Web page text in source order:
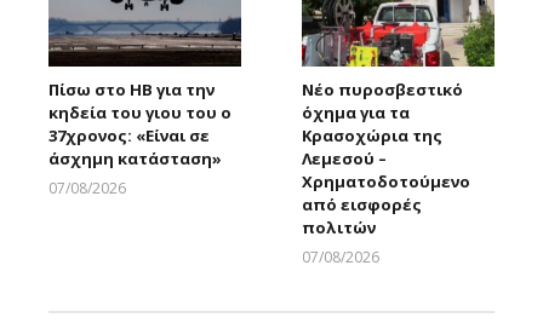
Πίσω στο ΗΒ για την
κηδεία του γιου του ο
37χρονος: «Είναι σε
άσχημη κατάσταση»
07/08/2026
Νέο πυροσβεστικό
όχημα για τα
Κρασοχώρια της
Λεμεσού –
Χρηματοδοτούμενο
από εισφορές
πολιτών
07/08/2026